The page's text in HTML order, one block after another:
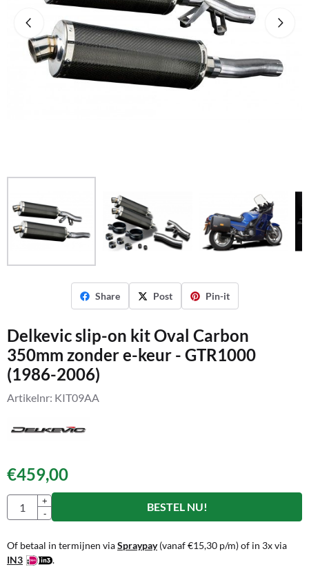
Share Post Pin-it
Delkevic slip-on kit Oval Carbon
350mm zonder e-keur - GTR1000
(1986-2006)
Artikelnr: KIT09AA
€459,00
Aantal
+
-
BESTEL NU!
Of betaal in termijnen viaSpraypay(vanaf€15,30 p/m) of in 3x via
IN3
.